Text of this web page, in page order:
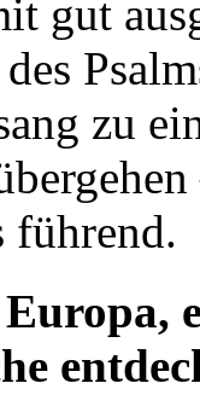
gut
zu
führend.